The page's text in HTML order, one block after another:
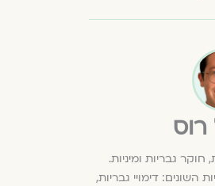
גבריות ומיניות.
השונים: דימויי גבריות,